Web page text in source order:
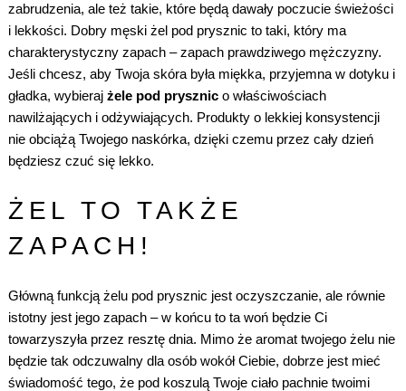
zabrudzenia, ale też takie, które będą dawały poczucie świeżości
i lekkości. Dobry męski żel pod prysznic to taki, który ma
charakterystyczny zapach – zapach prawdziwego mężczyzny.
Jeśli chcesz, aby Twoja skóra była miękka, przyjemna w dotyku i
gładka, wybieraj żele pod prysznico właściwościach
nawilżających i odżywiających. Produkty o lekkiej konsystencji
nie obciążą Twojego naskórka, dzięki czemu przez cały dzień
będziesz czuć się lekko.
ŻEL TO TAKŻE
ZAPACH!
Główną funkcją żelu pod prysznic jest oczyszczanie, ale równie
istotny jest jego zapach – w końcu to ta woń będzie Ci
towarzyszyła przez resztę dnia. Mimo że aromat twojego żelu nie
będzie tak odczuwalny dla osób wokół Ciebie, dobrze jest mieć
świadomość tego, że pod koszulą Twoje ciało pachnie twoimi